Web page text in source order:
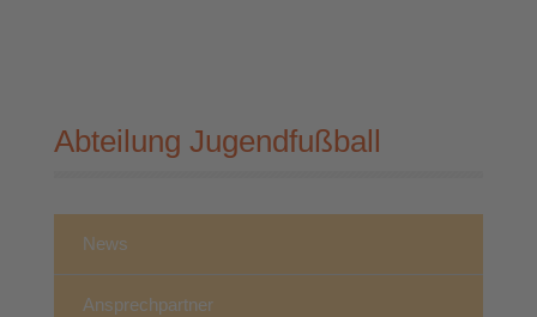
Abteilung Jugendfußball
News
Ansprechpartner